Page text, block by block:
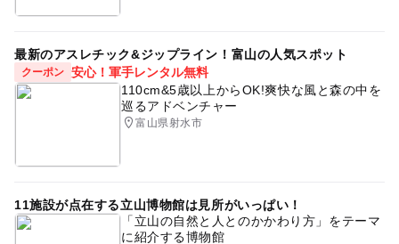
最新のアスレチック&ジップライン！富山の人気スポット
クーポン 安心！軍手レンタル無料
110cm&5歳以上からOK!爽快な風と森の中を
巡るアドベンチャー
富山県射水市
11施設が点在する立山博物館は見所がいっぱい！
「立山の自然と人とのかかわり方」をテーマ
に紹介する博物館